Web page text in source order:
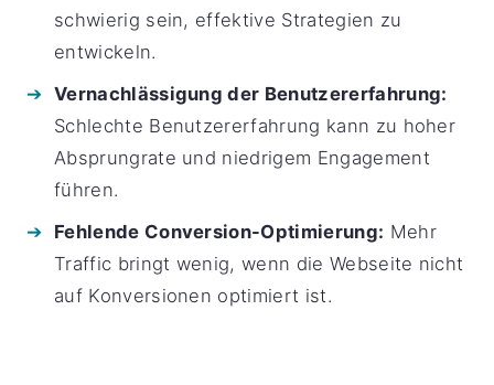
schwierig sein, effektive Strategien zu
entwickeln.
Vernachlässigung der Benutzererfahrung:
Schlechte Benutzererfahrung kann zu hoher
Absprungrate und niedrigem Engagement
führen.
Fehlende Conversion-Optimierung: Mehr
Traffic bringt wenig, wenn die Webseite nicht
auf Konversionen optimiert ist.